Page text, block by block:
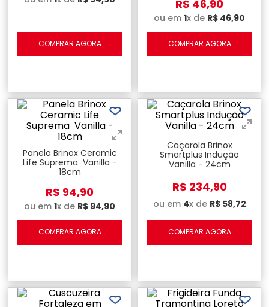
COMPRAR AGORA
R$ 46,90
ou em 1x de R$ 46,90
COMPRAR AGORA
Panela Brinox Ceramic
Life Suprema Vanilla -
18cm
R$ 94,90
ou em 1x de R$ 94,90
COMPRAR AGORA
Caçarola Brinox
Smartplus Indução
Vanilla - 24cm
R$ 234,90
ou em 4x de R$ 58,72
COMPRAR AGORA